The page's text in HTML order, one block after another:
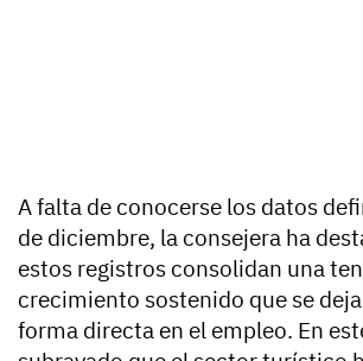
A falta de conocerse los datos
de diciembre, la consejera ha
estos registros consolidan una
crecimiento sostenido que se
forma directa en el empleo. En